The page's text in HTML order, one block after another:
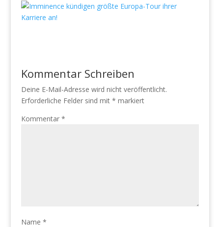
Kommentar Schreiben
Deine E-Mail-Adresse wird nicht veröffentlicht.
Erforderliche Felder sind mit * markiert
Kommentar *
Name *